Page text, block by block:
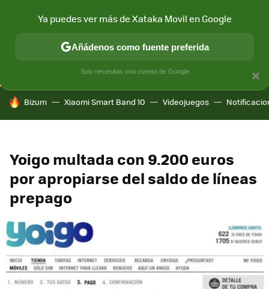
CONECTIVIDAD MÓVIL Y SOCIEDAD APLICACIONES
HOY SE HABLA DE
Bizum Xiaomi Smart Band 10 Videojuegos
Yoigo multada con 9.200 euros
por apropiarse del saldo de líneas
prepago
×
Ya puedes ver más de Xataka Movil en Google
Añádenos como fuente preferida
Solo necesitas una cuenta de Google